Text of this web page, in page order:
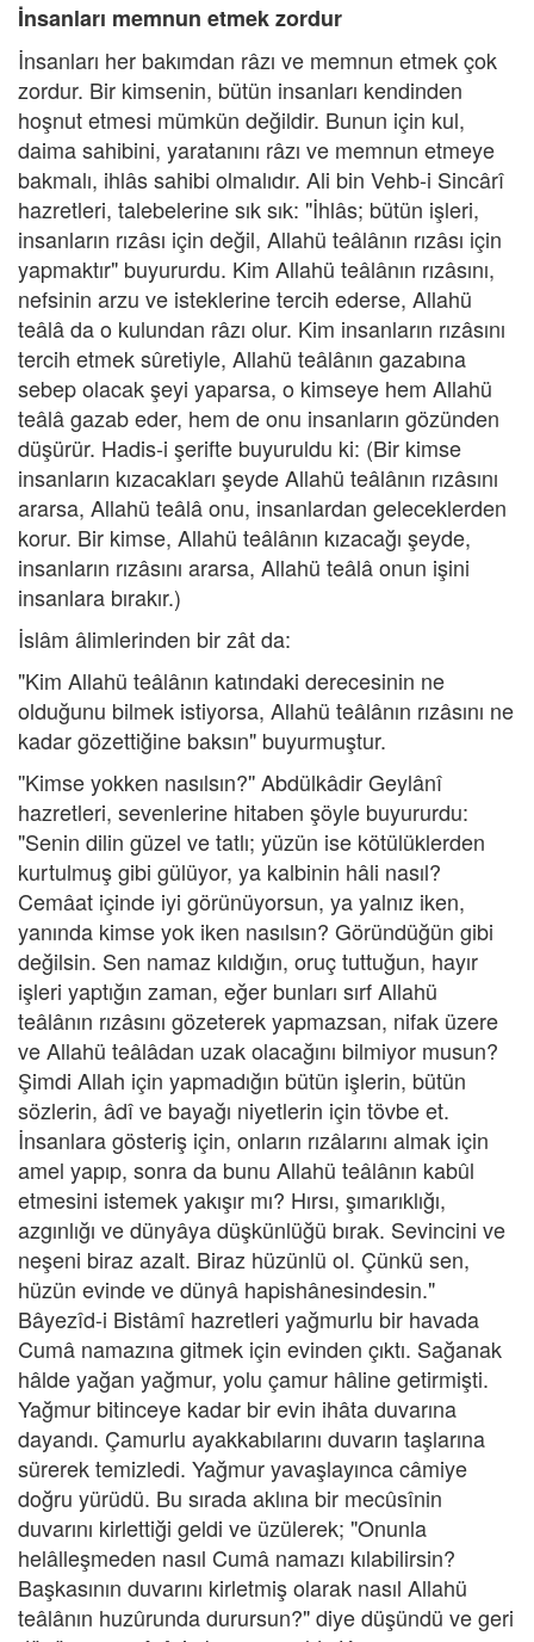
İnsanları memnun etmek zordur
İnsanları her bakımdan râzı ve memnun etmek çok
zordur. Bir kimsenin, bütün insanları kendinden
hoşnut etmesi mümkün değildir. Bunun için kul,
daima sahibini, yaratanını râzı ve memnun etmeye
bakmalı, ihlâs sahibi olmalıdır. Ali bin Vehb-i Sincârî
hazretleri, talebelerine sık sık: "İhlâs; bütün işleri,
insanların rızâsı için değil, Allahü teâlânın rızâsı için
yapmaktır" buyururdu. Kim Allahü teâlânın rızâsını,
nefsinin arzu ve isteklerine tercih ederse, Allahü
teâlâ da o kulundan râzı olur. Kim insanların rızâsını
tercih etmek sûretiyle, Allahü teâlânın gazabına
sebep olacak şeyi yaparsa, o kimseye hem Allahü
teâlâ gazab eder, hem de onu insanların gözünden
düşürür. Hadis-i şerifte buyuruldu ki: (Bir kimse
insanların kızacakları şeyde Allahü teâlânın rızâsını
ararsa, Allahü teâlâ onu, insanlardan geleceklerden
korur. Bir kimse, Allahü teâlânın kızacağı şeyde,
insanların rızâsını ararsa, Allahü teâlâ onun işini
insanlara bırakır.)
İslâm âlimlerinden bir zât da:
"Kim Allahü teâlânın katındaki derecesinin ne
olduğunu bilmek istiyorsa, Allahü teâlânın rızâsını ne
kadar gözettiğine baksın" buyurmuştur.
''Kimse yokken nasılsın?'' Abdülkâdir Geylânî
hazretleri, sevenlerine hitaben şöyle buyururdu:
"Senin dilin güzel ve tatlı; yüzün ise kötülüklerden
kurtulmuş gibi gülüyor, ya kalbinin hâli nasıl?
Cemâat içinde iyi görünüyorsun, ya yalnız iken,
yanında kimse yok iken nasılsın? Göründüğün gibi
değilsin. Sen namaz kıldığın, oruç tuttuğun, hayır
işleri yaptığın zaman, eğer bunları sırf Allahü
teâlânın rızâsını gözeterek yapmazsan, nifak üzere
ve Allahü teâlâdan uzak olacağını bilmiyor musun?
Şimdi Allah için yapmadığın bütün işlerin, bütün
sözlerin, âdî ve bayağı niyetlerin için tövbe et.
İnsanlara gösteriş için, onların rızâlarını almak için
amel yapıp, sonra da bunu Allahü teâlânın kabûl
etmesini istemek yakışır mı? Hırsı, şımarıklığı,
azgınlığı ve dünyâya düşkünlüğü bırak. Sevincini ve
neşeni biraz azalt. Biraz hüzünlü ol. Çünkü sen,
hüzün evinde ve dünyâ hapishânesindesin."
Bâyezîd-i Bistâmî hazretleri yağmurlu bir havada
Cumâ namazına gitmek için evinden çıktı. Sağanak
hâlde yağan yağmur, yolu çamur hâline getirmişti.
Yağmur bitinceye kadar bir evin ihâta duvarına
dayandı. Çamurlu ayakkabılarını duvarın taşlarına
sürerek temizledi. Yağmur yavaşlayınca câmiye
doğru yürüdü. Bu sırada aklına bir mecûsînin
duvarını kirlettiği geldi ve üzülerek; "Onunla
helâlleşmeden nasıl Cumâ namazı kılabilirsin?
Başkasının duvarını kirletmiş olarak nasıl Allahü
teâlânın huzûrunda durursun?" diye düşündü ve geri